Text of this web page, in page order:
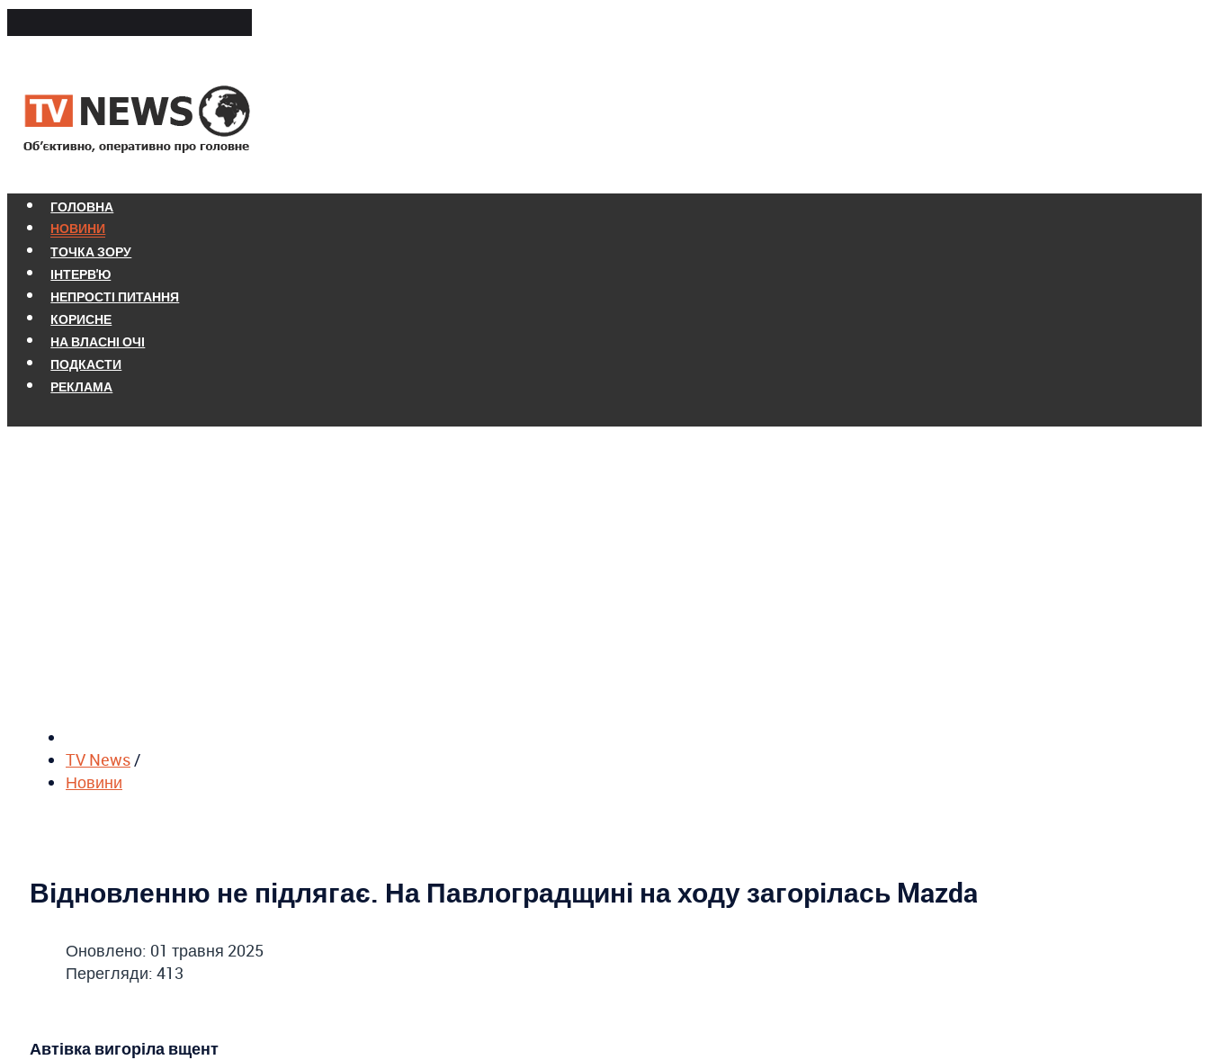
ГОЛОВНА
НОВИНИ
ТОЧКА ЗОРУ
ІНТЕРВ'Ю
НЕПРОСТІ ПИТАННЯ
КОРИСНЕ
НА ВЛАСНІ ОЧІ
ПОДКАСТИ
РЕКЛАМА
TV News /
Новини
Відновленню не підлягає. На Павлоградщині на ходу загорілась Mazda
Оновлено: 01 травня 2025
Перегляди: 413
Автівка вигоріла вщент